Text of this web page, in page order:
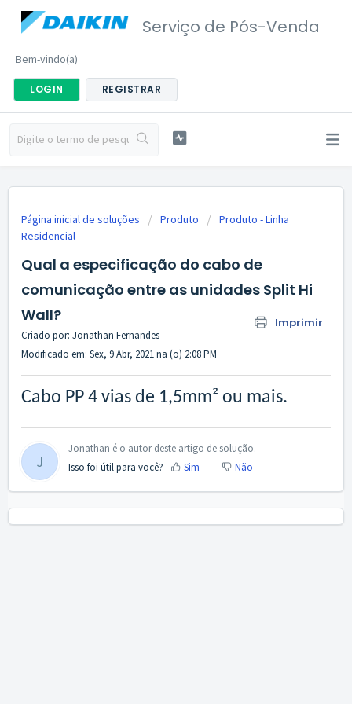
Serviço de Pós-Venda
Bem-vindo(a)
LOGIN REGISTRAR
Página inicial de soluções Produto
Produto - Linha
Residencial
Qual a especificação do cabo de
comunicação entre as unidades Split Hi
Wall?
Imprimir
Criado por: Jonathan Fernandes
Modificado em: Sex, 9 Abr, 2021 na (o) 2:08 PM
Cabo PP 4 vias de 1,5mm² ou mais.
J
Jonathan é o autor deste artigo de solução.
Isso foi útil para você?
Sim Não